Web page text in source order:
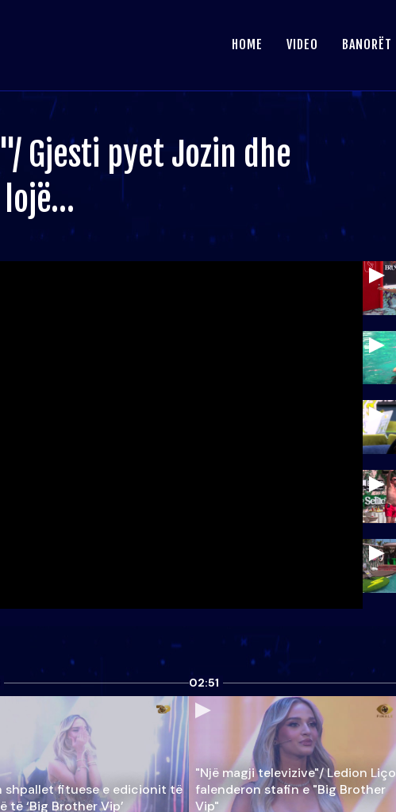
HOME VIDEO BANORËT
Gjesti pyet Jozin dhe
lojë…
shpallet fituese e edicionit të
të ‘Big Brother Vip’
02:51
"Një magji televizive"/ Ledion Liço
falenderon stafin e "Big Brother
Vip"